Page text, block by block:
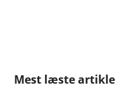
Mest læste